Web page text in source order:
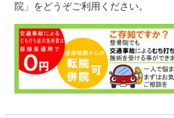
院」をどうぞご利用ください。